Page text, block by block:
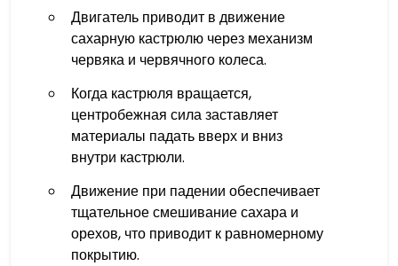
Двигатель приводит в движение
сахарную кастрюлю через механизм
червяка и червячного колеса.
Когда кастрюля вращается,
центробежная сила заставляет
материалы падать вверх и вниз
внутри кастрюли.
Движение при падении обеспечивает
тщательное смешивание сахара и
орехов, что приводит к равномерному
покрытию.